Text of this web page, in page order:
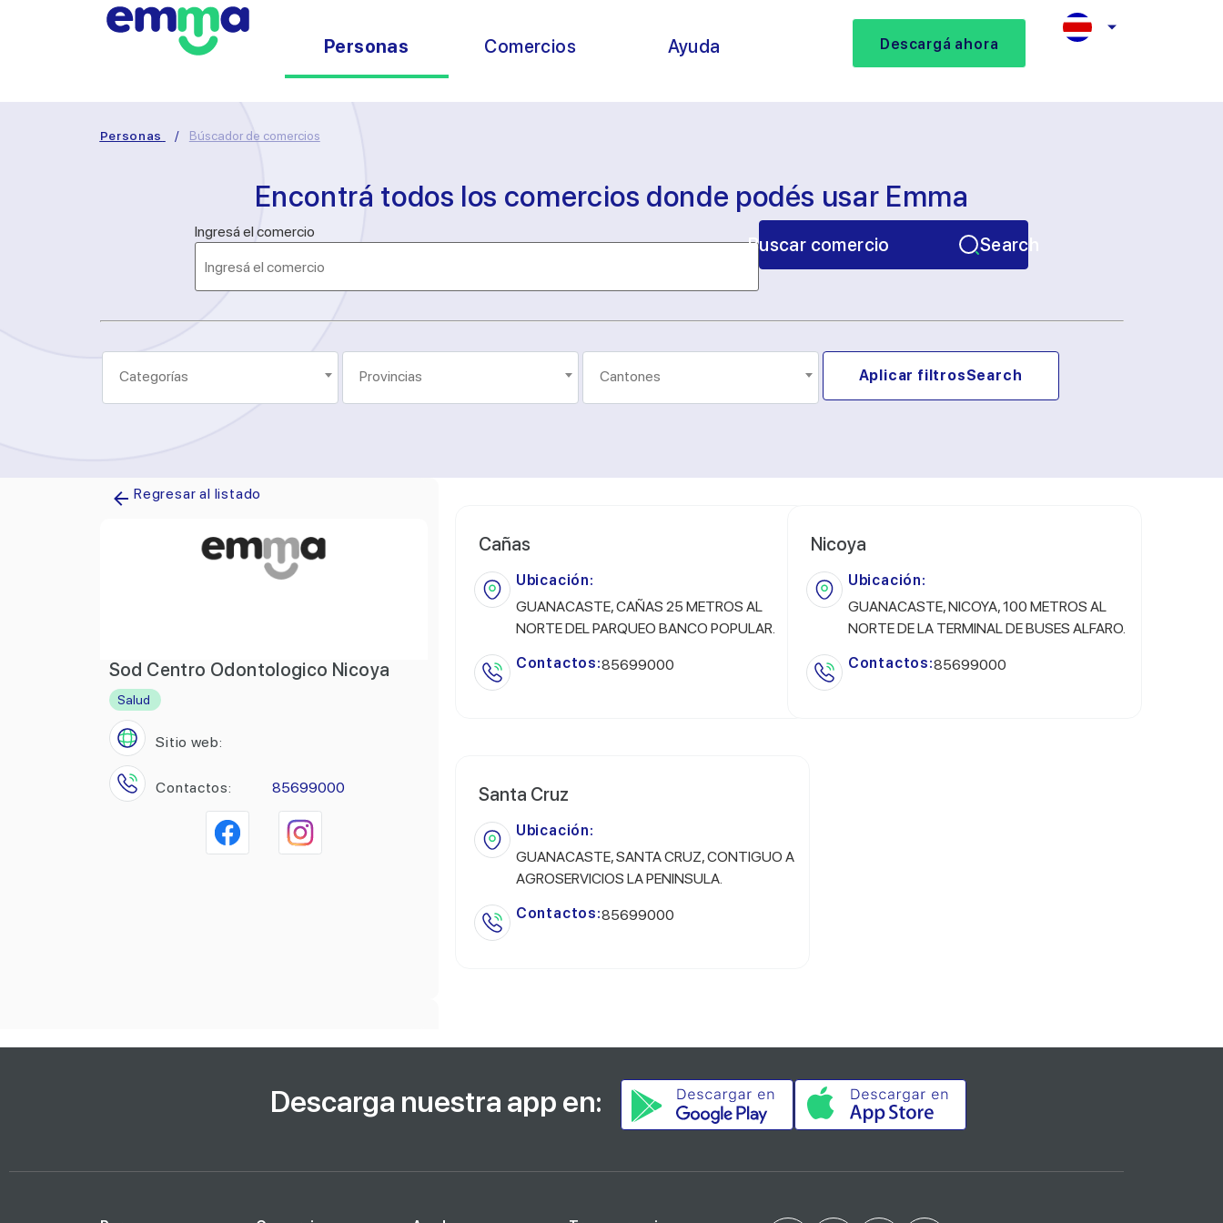
Personas Comercios Ayuda Descargá ahora
Personas / Búscador de comercios
Encontrá todos los comercios donde podés usar Emma
Ingresá el comercio
Buscar comercio Search
Aplicar filtrosSearch
Regresar al listado
Sod Centro Odontologico Nicoya
Salud
Sitio web:
Contactos: 85699000
Cañas
Ubicación:
GUANACASTE, CAÑAS 25 METROS AL
NORTE DEL PARQUEO BANCO POPULAR.
Contactos:85699000
Nicoya
Ubicación:
GUANACASTE, NICOYA, 100 METROS AL
NORTE DE LA TERMINAL DE BUSES ALFARO.
Contactos:85699000
Santa Cruz
Ubicación:
GUANACASTE, SANTA CRUZ, CONTIGUO A
AGROSERVICIOS LA PENINSULA.
Contactos:85699000
Descarga nuestra app en: